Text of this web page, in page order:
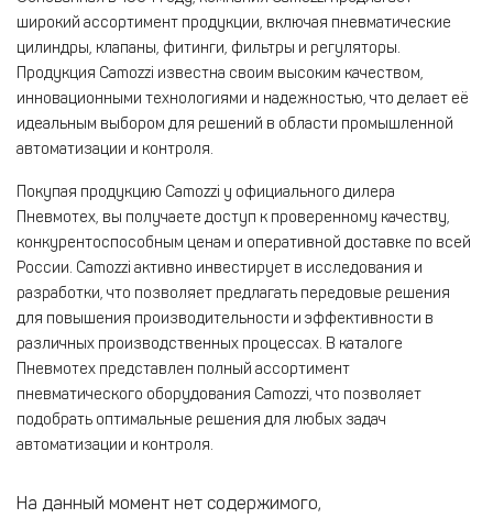
широкий ассортимент продукции, включая пневматические
цилиндры, клапаны, фитинги, фильтры и регуляторы.
Продукция Camozzi известна своим высоким качеством,
инновационными технологиями и надежностью, что делает её
идеальным выбором для решений в области промышленной
автоматизации и контроля.
Покупая продукцию Camozzi у официального дилера
Пневмотех, вы получаете доступ к проверенному качеству,
конкурентоспособным ценам и оперативной доставке по всей
России. Camozzi активно инвестирует в исследования и
разработки, что позволяет предлагать передовые решения
для повышения производительности и эффективности в
различных производственных процессах. В каталоге
Пневмотех представлен полный ассортимент
пневматического оборудования Camozzi, что позволяет
подобрать оптимальные решения для любых задач
автоматизации и контроля.
На данный момент нет содержимого,